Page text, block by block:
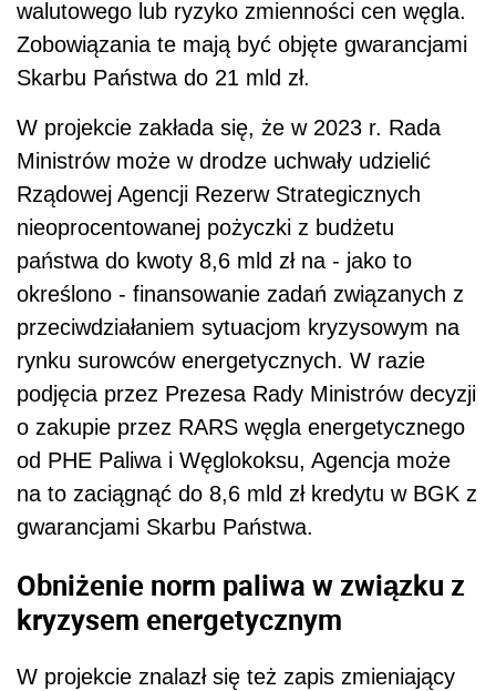
walutowego lub ryzyko zmienności cen węgla.
Zobowiązania te mają być objęte gwarancjami
Skarbu Państwa do 21 mld zł.
W projekcie zakłada się, że w 2023 r. Rada
Ministrów może w drodze uchwały udzielić
Rządowej Agencji Rezerw Strategicznych
nieoprocentowanej pożyczki z budżetu
państwa do kwoty 8,6 mld zł na - jako to
określono - finansowanie zadań związanych z
przeciwdziałaniem sytuacjom kryzysowym na
rynku surowców energetycznych. W razie
podjęcia przez Prezesa Rady Ministrów decyzji
o zakupie przez RARS węgla energetycznego
od PHE Paliwa i Węglokoksu, Agencja może
na to zaciągnąć do 8,6 mld zł kredytu w BGK z
gwarancjami Skarbu Państwa.
Obniżenie norm paliwa w związku z
kryzysem energetycznym
W projekcie znalazł się też zapis zmieniający